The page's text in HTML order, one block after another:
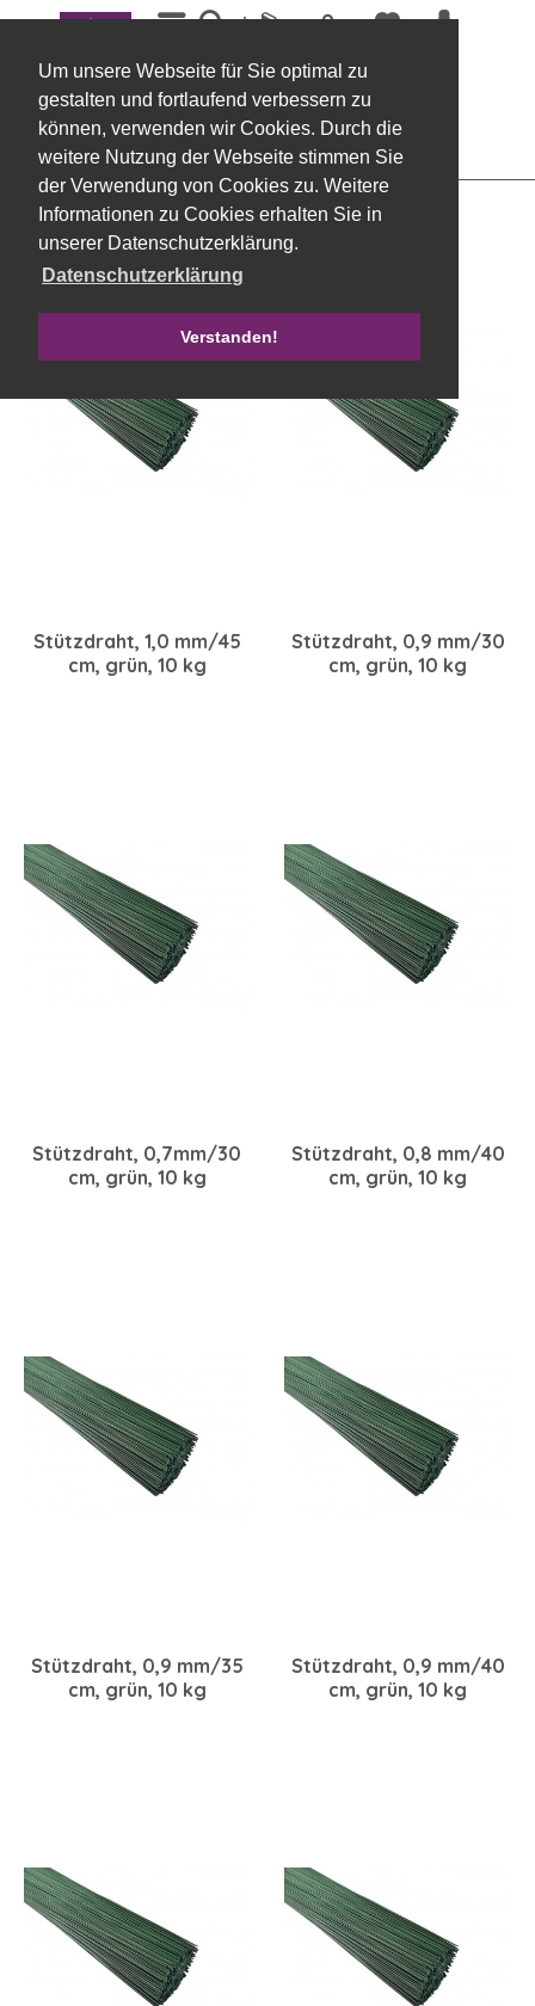
Um unsere Webseite für Sie optimal zu
gestalten und fortlaufend verbessern zu
können, verwenden wir Cookies. Durch die
weitere Nutzung der Webseite stimmen Sie
der Verwendung von Cookies zu. Weitere
Informationen zu Cookies erhalten Sie in
unserer Datenschutzerklärung.
Datenschutzerklärung
Verstanden!
Menü
Stützdrähte
Filtern
Stützdraht, 1,0 mm/45
cm, grün, 10 kg
Stützdraht, 0,9 mm/30
cm, grün, 10 kg
Stützdraht, 0,7mm/30
cm, grün, 10 kg
Stützdraht, 0,8 mm/40
cm, grün, 10 kg
Stützdraht, 0,9 mm/35
cm, grün, 10 kg
Stützdraht, 0,9 mm/40
cm, grün, 10 kg